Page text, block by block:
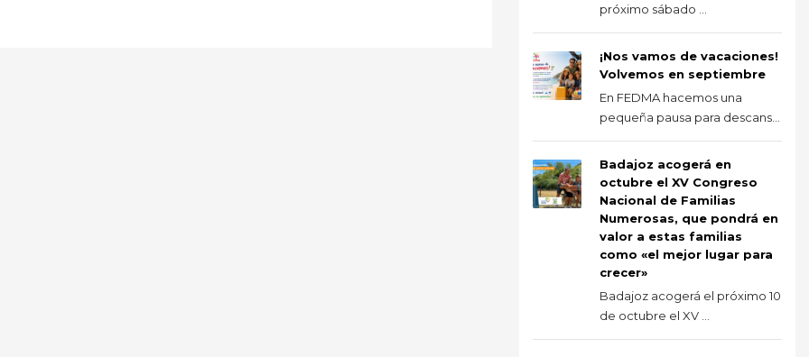
próximo sábado ...
¡Nos vamos de vacaciones!
Volvemos en septiembre
En FEDMA hacemos una
pequeña pausa para descans...
Badajoz acogerá en
octubre el XV Congreso
Nacional de Familias
Numerosas, que pondrá en
valor a estas familias
como «el mejor lugar para
crecer»
Badajoz acogerá el próximo 10
de octubre el XV ...